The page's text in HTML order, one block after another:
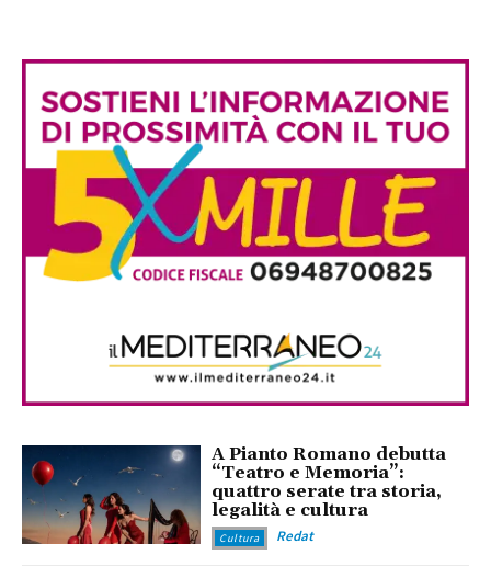
A Pianto Romano debutta
“Teatro e Memoria”:
quattro serate tra storia,
legalità e cultura
Cultura Redat